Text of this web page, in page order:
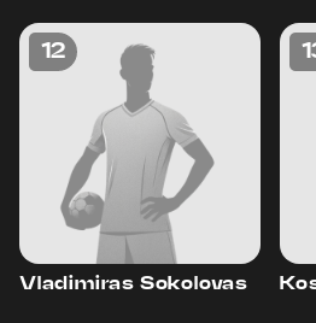
12
Vladimiras Sokolovas